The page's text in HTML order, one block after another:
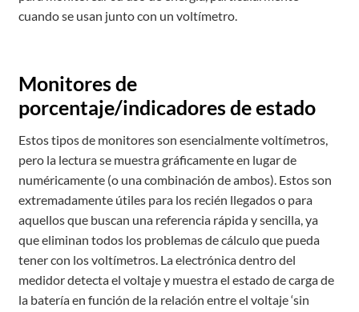
cuando se usan junto con un voltímetro.
Monitores de
porcentaje/indicadores de estado
Estos tipos de monitores son esencialmente voltímetros,
pero la lectura se muestra gráficamente en lugar de
numéricamente (o una combinación de ambos). Estos son
extremadamente útiles para los recién llegados o para
aquellos que buscan una referencia rápida y sencilla, ya
que eliminan todos los problemas de cálculo que pueda
tener con los voltímetros. La electrónica dentro del
medidor detecta el voltaje y muestra el estado de carga de
la batería en función de la relación entre el voltaje ‘sin